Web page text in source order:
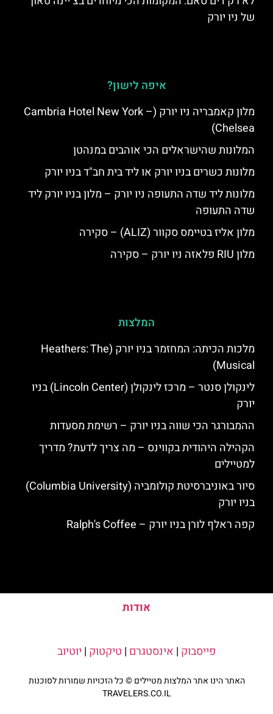
של ניו יורק
איפה לישון?
מלון קאמבריה ניו יורק (Cambria Hotel New York –
Chelsea)
המלונות שהישראלים הכי אוהבים במנהטן
מלונות כשרים בניו יורק או ליד בית חב"ד בניו יורק
מלונות ליד שדה התעופה ניו יורק – מלון בניו יורק ליד
שדה התעופה
מלון אליז בטיימס סקוור (ALIZ) – סקירה
מלון RIU פלאזה ניו יורק – סקירה
המלצות
מלכות הכיתה: המחזמר בניו יורק (Heathers: The
Musical)
לינקולן סנטר – מרכז לינקולן (Lincoln Center) בניו
יורק
ההמבורגר הכי שווה בניו יורק – רשימת מסעדות
הקהילה היהודית בקווינס – מה צריך לדעת? מדריך
למטיילים
סיור באוניברסיטת קולומביה (Columbia University)
בניו יורק
קפה ראלף לורן בניו יורק – Ralph's Coffee
אודות
פייסבוק | אינסטגרם | טיקטוק | יוטיוב
האתר הינו אתר המלצות מטיילים © כל הזכויות שמורות לסוכנות
TRAVELERS.CO.IL